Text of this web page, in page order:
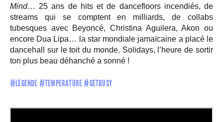
Mind… 25 ans de hits et de dancefloors incendiés, de
streams qui se comptent en milliards, de collabs
tubesques avec Beyoncé, Christina Aguilera, Akon ou
encore Dua Lipa… la star mondiale jamaïcaine a placé le
dancehall sur le toit du monde. Solidays, l’heure de sortir
ton plus beau déhanché a sonné !
#LÉGENDE #TEMPERATURE #GETBUSY